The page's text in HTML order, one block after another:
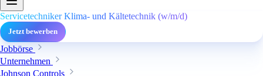
Servicetechniker Klima- und Kältetechnik (w/m/d)
Jetzt bewerben
Jobbörse
Unternehmen
Johnson Controls